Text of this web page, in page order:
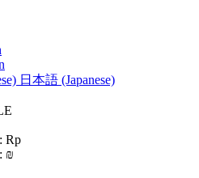
日本語 (Japanese)
Rp
₪